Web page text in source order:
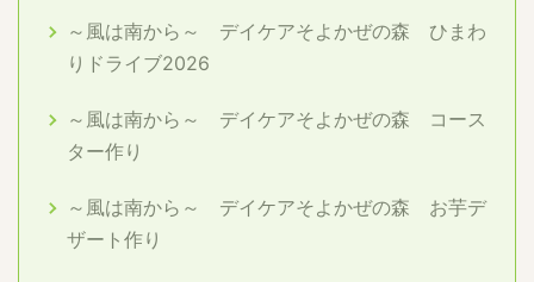
～風は南から～ デイケアそよかぜの森 ひまわ
りドライブ2026
～風は南から～ デイケアそよかぜの森 コース
ター作り
～風は南から～ デイケアそよかぜの森 お芋デ
ザート作り